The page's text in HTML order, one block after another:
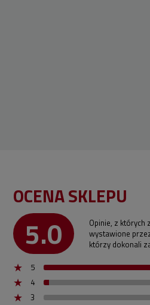
OCENA SKLEPU
5.0
Opinie, z których
wystawione
którzy dokonali
5
4
3